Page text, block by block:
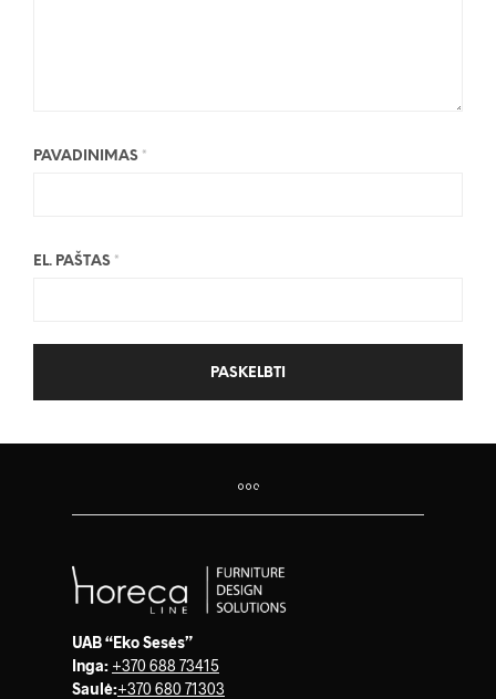
PAVADINIMAS *
EL. PAŠTAS *
UAB “Eko Sesės”
Inga: +370 688 73415
Saulė:+370 680 71303